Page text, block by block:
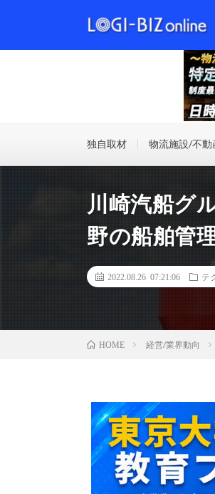
独自取材 物流施設/不動
川崎汽船グ
野の船舶管
2022.08.26 07:21:06 テ
HOME 経営/業界動向